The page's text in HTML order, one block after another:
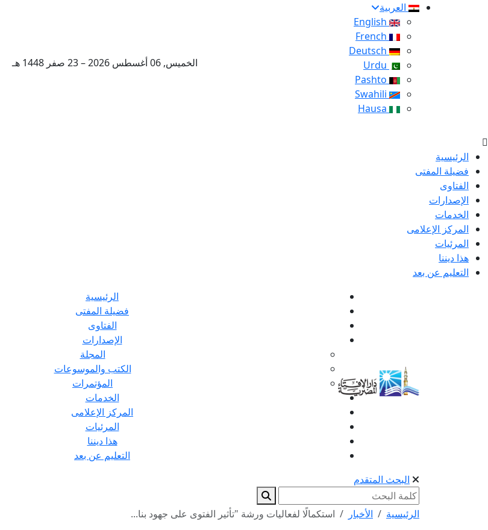
العربية
الخميس, 06 أغسطس 2026 – 23 صفر 1448 هـ
الرئيسية
فضيلة المفتى
الفتاوى
الإصدارات
الخدمات
المركز الإعلامى
المرئيات
هذا ديننا
التعليم عن بعد
الرئيسية
فضيلة المفتى
الفتاوى
الإصدارات
المجلة
الكتب والموسوعات
المؤتمرات
الخدمات
المركز الإعلامى
المرئيات
هذا ديننا
التعليم عن بعد
البحث المتقدم
الرئيسية الأخبار
استكمالًا لفعاليات ورشة "تأثير الفتوى على جهود بنا...